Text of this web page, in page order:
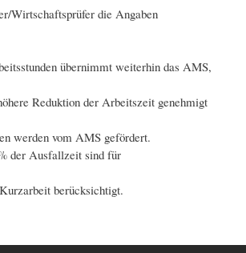
Wirtschaftsprüfer die Angaben
übernimmt weiterhin das AMS,
Reduktion der Arbeitszeit genehmigt
werden vom AMS gefördert.
der Ausfallzeit sind für
berücksichtigt.